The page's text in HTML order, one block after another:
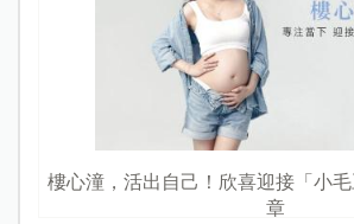
樓心潼，活出自己！欣喜迎接「小
章